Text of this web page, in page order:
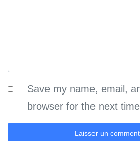
Save my name, email,
browser for the next